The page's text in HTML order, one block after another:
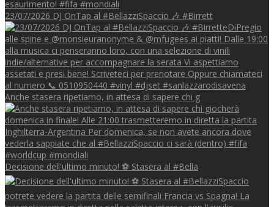
23/07/2026 DJ OnTap al #BellazziSpaccio 🎶 #Birrett
Anche stasera ripetiamo, in attesa di sapere chi g
Decisione dell'ultimo minuto! ⚽️ Stasera al #Bella